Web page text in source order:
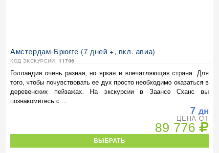
Амстердам-Брюгге (7 дней +, вкл. авиа)
КОД ЭКСКУРСИИ: 11706
Голландия очень разная, но яркая и впечатляющая страна. Для
того, чтобы почувствовать ее дух просто необходимо оказаться в
деревенских пейзажах. На экскурсии в Заансе Сханс вы
познакомитесь с ...
7 дн
ЦЕНА ОТ
89 776
ВЫБРАТЬ